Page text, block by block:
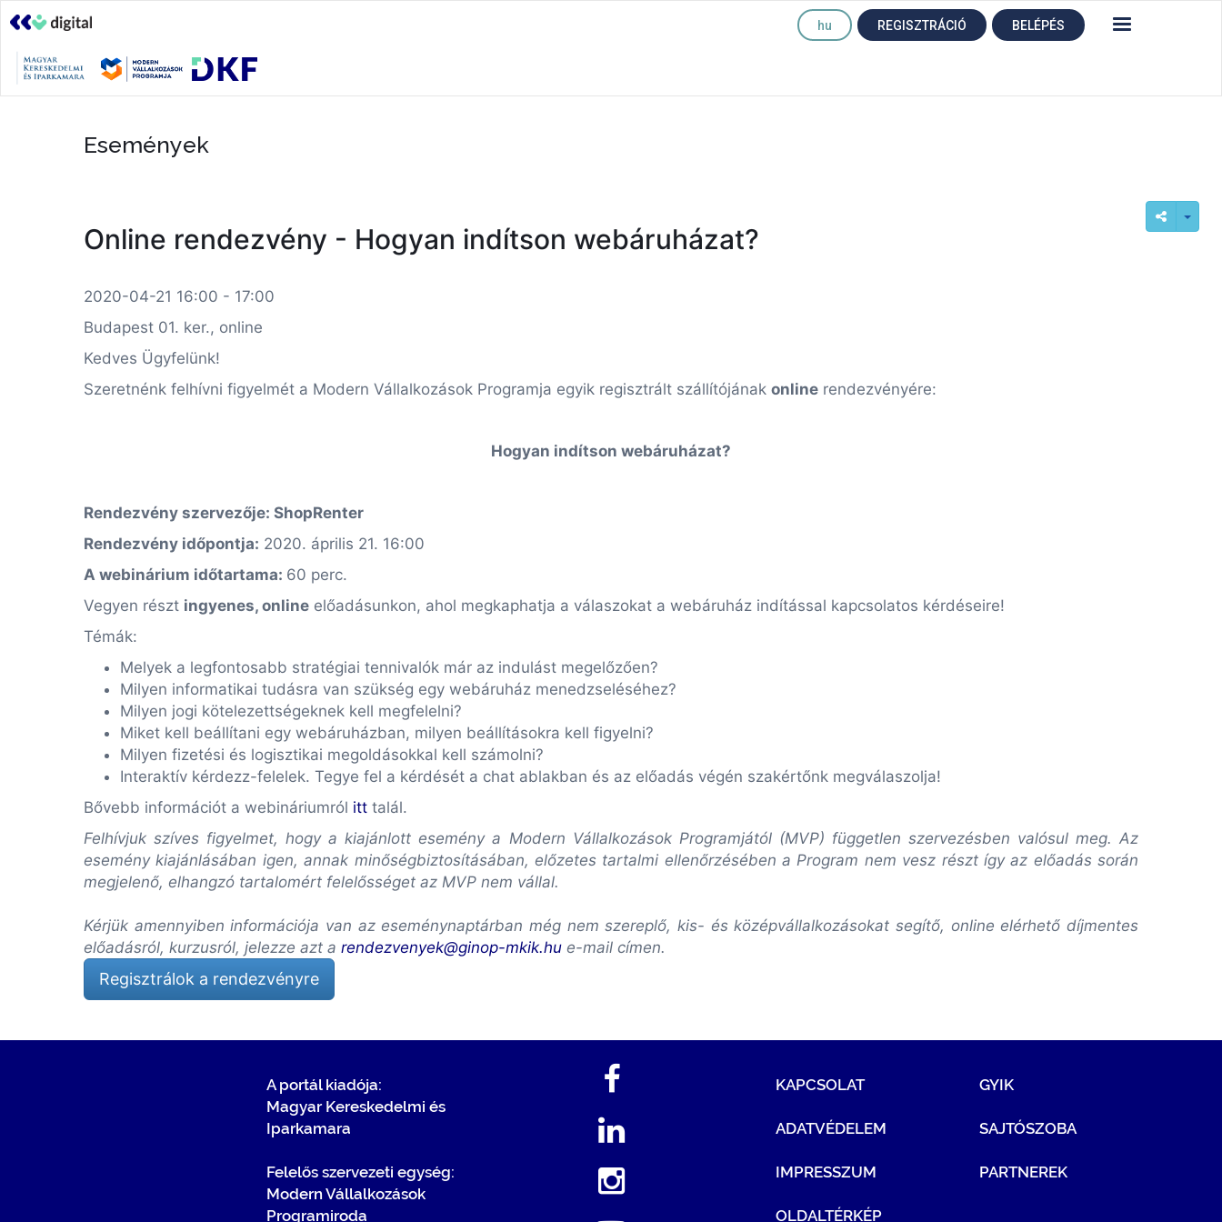
hu REGISZTRÁCIÓ BELÉPÉS
Események
Online rendezvény - Hogyan indítson webáruházat?
2020-04-21 16:00 - 17:00
Budapest 01. ker., online
Kedves Ügyfelünk!
Szeretnénk felhívni figyelmét a Modern Vállalkozások Programja egyik regisztrált szállítójának online rendezvényére:
Hogyan indítson webáruházat?
Rendezvény szervezője: ShopRenter
Rendezvény időpontja: 2020. április 21. 16:00
A webinárium időtartama: 60 perc.
Vegyen részt ingyenes, online előadásunkon, ahol megkaphatja a válaszokat a webáruház indítással kapcsolatos kérdéseire!
Témák:
Melyek a legfontosabb stratégiai tennivalók már az indulást megelőzően?
Milyen informatikai tudásra van szükség egy webáruház menedzseléséhez?
Milyen jogi kötelezettségeknek kell megfelelni?
Miket kell beállítani egy webáruházban, milyen beállításokra kell figyelni?
Milyen fizetési és logisztikai megoldásokkal kell számolni?
Interaktív kérdezz-felelek. Tegye fel a kérdését a chat ablakban és az előadás végén szakértőnk megválaszolja!
Bővebb információt a webináriumról itt talál.
Felhívjuk szíves figyelmet, hogy a kiajánlott esemény a Modern Vállalkozások Programjától (MVP) független szervezésben valósul meg. Az
esemény kiajánlásában igen, annak minőségbiztosításában, előzetes tartalmi ellenőrzésében a Program nem vesz részt így az előadás során
megjelenő, elhangzó tartalomért felelősséget az MVP nem vállal.
Kérjük amennyiben információja van az eseménynaptárban még nem szereplő, kis- és középvállalkozásokat segítő, online elérhető díjmentes
előadásról, kurzusról, jelezze azt a rendezvenyek@ginop-mkik.hu e-mail címen.
Regisztrálok a rendezvényre
A portál kiadója:
Magyar Kereskedelmi és
Iparkamara
Felelős szervezeti egység:
Modern Vállalkozások
Programiroda
KAPCSOLAT
ADATVÉDELEM
IMPRESSZUM
OLDALTÉRKÉP
GYIK
SAJTÓSZOBA
PARTNEREK